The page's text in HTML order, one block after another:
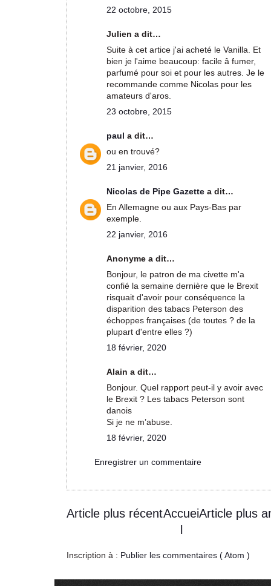
22 octobre, 2015
Julien a dit…
Suite à cet artice j'ai acheté le Vanilla. Et
bien je l'aime beaucoup: facile â fumer,
parfumé pour soi et pour les autres. Je le
recommande comme Nicolas pour les
amateurs d'aros.
23 octobre, 2015
paul a dit…
ou en trouvé?
21 janvier, 2016
Nicolas de Pipe Gazette a dit…
En Allemagne ou aux Pays-Bas par
exemple.
22 janvier, 2016
Anonyme a dit…
Bonjour, le patron de ma civette m'a
confié la semaine dernière que le Brexit
risquait d'avoir pour conséquence la
disparition des tabacs Peterson des
échoppes françaises (de toutes ? de la
plupart d'entre elles ?)
18 février, 2020
Alain a dit…
Bonjour. Quel rapport peut-il y avoir avec
le Brexit ? Les tabacs Peterson sont
danois
Si je ne m’abuse.
18 février, 2020
Enregistrer un commentaire
Article plus récent Article plus
Accuei
l
Inscription à : Publier les commentaires ( Atom )